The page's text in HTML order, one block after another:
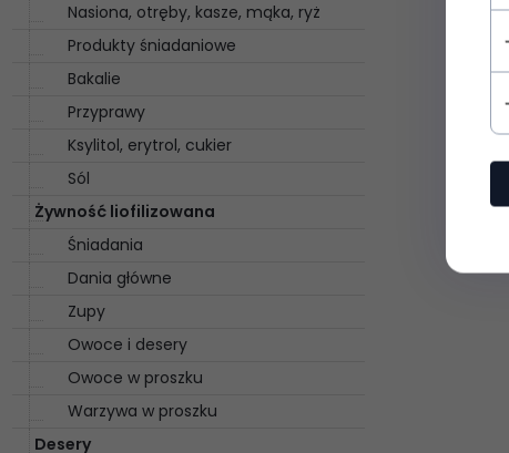
Nasiona, otręby, kasze, mąka, ryż
Produkty śniadaniowe
Bakalie
Przyprawy
Ksylitol, erytrol, cukier
Sól
Żywność liofilizowana
Śniadania
Dania główne
Zupy
Owoce i desery
Owoce w proszku
Warzywa w proszku
Desery